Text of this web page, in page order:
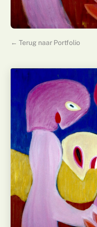
← Terug naar Portfolio